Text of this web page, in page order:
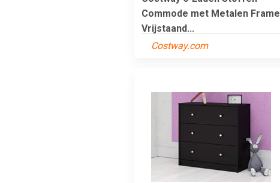
Commode met Metalen Frame
Vrijstaand...
Costway.com